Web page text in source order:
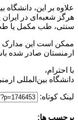
علاوه بر این،
هرگز شعبه‌ای در
سنتی، طب مکمل یا
ممکن است این مدارک
ارمنستان صادر شده
با احترام،
دانشگاه بین‌المللی
لینک کوتاه:
برچسب ها: